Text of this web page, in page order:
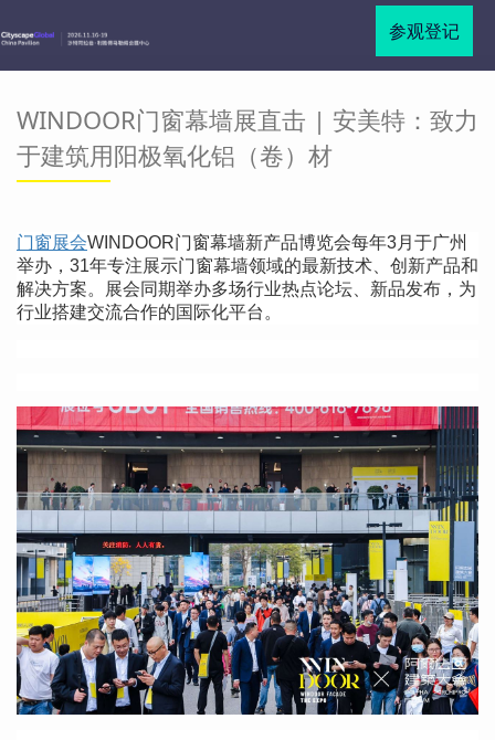
参观登记
WINDOOR门窗幕墙展直击 | 安美特：致力
于建筑用阳极氧化铝（卷）材
门窗展会WINDOOR门窗幕墙新产品博览会每年3月于广州
举办， 31年专注展示门窗幕墙领域的最新技术、创新产品和
解决方案。展会同期举办多场行业热点论坛、新品发布，为
行业搭建交流合作的国际化平台。